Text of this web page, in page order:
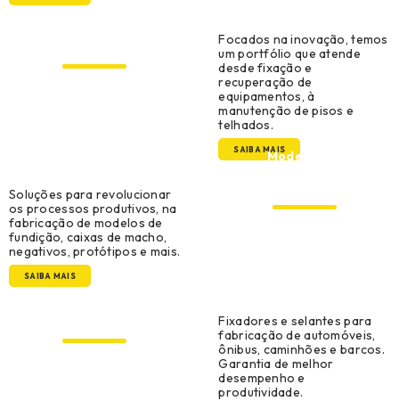
Focados na inovação, temos
um portfólio que atende
desde fixação e
recuperação de
equipamentos, à
manutenção de pisos e
telhados.
SAIBA MAISModelação,
Soluções para revolucionar
os processos produtivos, na
fabricação de modelos de
fundição, caixas de macho,
negativos, protótipos e mais.
SAIBA MAIS
Fixadores e selantes para
fabricação de automóveis,
ônibus, caminhões e barcos.
Garantia de melhor
desempenho e
produtividade.